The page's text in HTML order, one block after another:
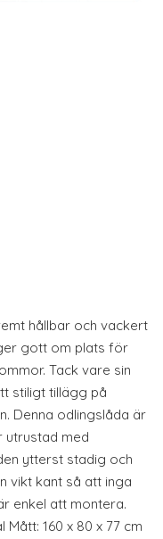
hållbar och vackert
gott om plats för
Tack vare sin
stiligt tillägg på
Denna odlingslåda är
utrustad med
ytterst stadig och
vikt kant så att inga
enkel att montera.
160 x 80 x 77 cm